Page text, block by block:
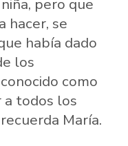
pero que
hacer, se
había dado
los
como
a todos los
María.